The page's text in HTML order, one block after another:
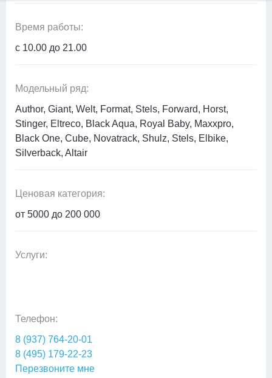
Время работы:
c 10.00 до 21.00
Модельный ряд:
Author, Giant, Welt, Format, Stels, Forward, Horst,
Stinger, Eltreco, Black Aqua, Royal Baby, Maxxpro,
Black One, Cube, Novatrack, Shulz, Stels, Elbike,
Silverback, Altair
Ценовая категория:
от 5000 до 200 000
Услуги:
Телефон:
8 (937) 764-20-01
8 (495) 179-22-23
Перезвоните мне